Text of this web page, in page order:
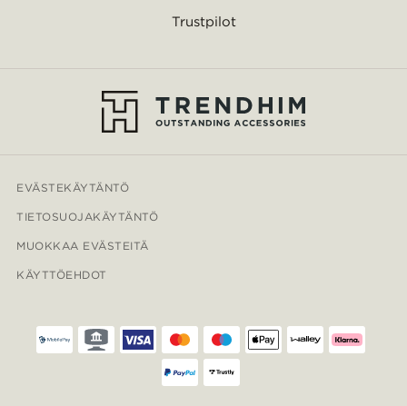
Trustpilot
EVÄSTEKÄYTÄNTÖ
TIETOSUOJAKÄYTÄNTÖ
MUOKKAA EVÄSTEITÄ
KÄYTTÖEHDOT